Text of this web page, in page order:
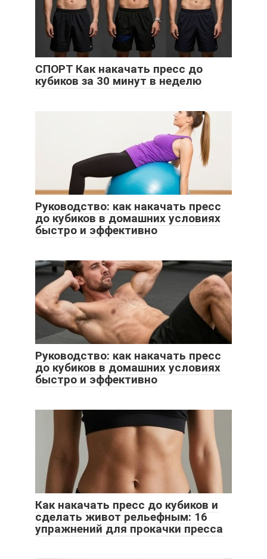
СПОРТ Как накачать пресс до
кубиков за 30 минут в неделю
Руководство: как накачать пресс
до кубиков в домашних условиях
быстро и эффективно
Руководство: как накачать пресс
до кубиков в домашних условиях
быстро и эффективно
Как накачать пресс до кубиков и
сделать живот рельефным: 16
упражнений для прокачки пресса